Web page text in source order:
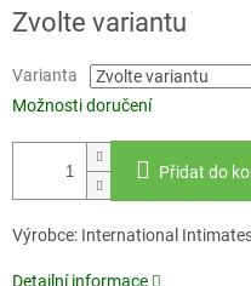
cena:
Zvolte variantu
Varianta
Možnosti doručení
Přidat do
Výrobce: International
Detailní informace